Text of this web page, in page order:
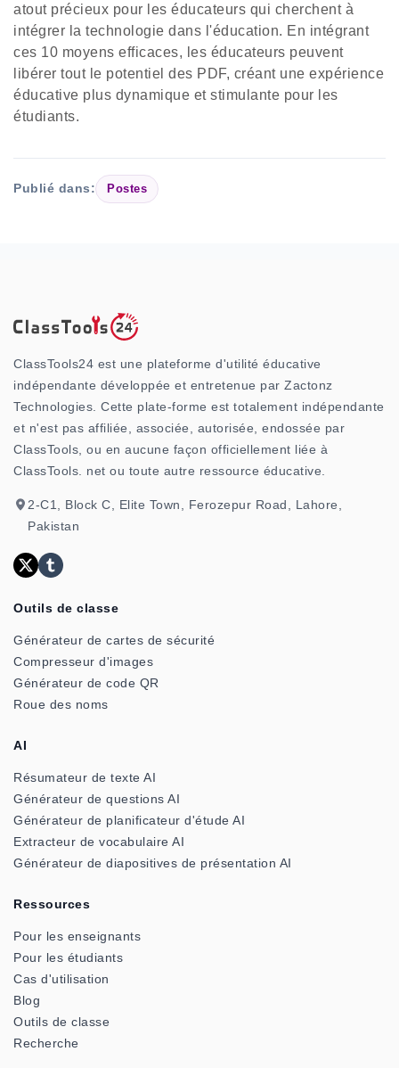
atout précieux pour les éducateurs qui cherchent à
intégrer la technologie dans l'éducation. En intégrant
ces 10 moyens efficaces, les éducateurs peuvent
libérer tout le potentiel des PDF, créant une expérience
éducative plus dynamique et stimulante pour les
étudiants.
Publié dans: Postes
ClassTools24 est une plateforme d'utilité éducative
indépendante développée et entretenue par Zactonz
Technologies. Cette plate-forme est totalement indépendante
et n'est pas affiliée, associée, autorisée, endossée par
ClassTools, ou en aucune façon officiellement liée à
ClassTools. net ou toute autre ressource éducative.
2-C1, Block C, Elite Town, Ferozepur Road, Lahore,
Pakistan
Outils de classe
Générateur de cartes de sécurité
Compresseur d'images
Générateur de code QR
Roue des noms
AI
Résumateur de texte AI
Générateur de questions AI
Générateur de planificateur d'étude AI
Extracteur de vocabulaire AI
Générateur de diapositives de présentation AI
Ressources
Pour les enseignants
Pour les étudiants
Cas d'utilisation
Blog
Outils de classe
Recherche